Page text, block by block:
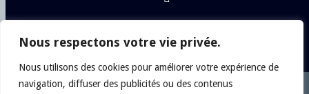
Nous respectons votre vie privée.
Nous utilisons des cookies pour améliorer votre expérience de
navigation, diffuser des publicités ou des contenus